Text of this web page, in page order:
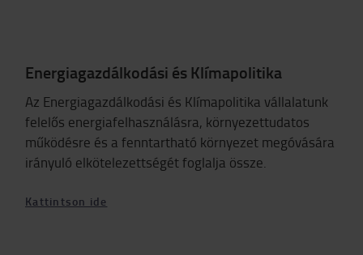
Energiagazdálkodási és Klímapolitika
Az Energiagazdálkodási és Klímapolitika vállalatunk
felelős energiafelhasználásra, környezettudatos
működésre és a fenntartható környezet megóvására
irányuló elkötelezettségét foglalja össze.
Kattintson ide